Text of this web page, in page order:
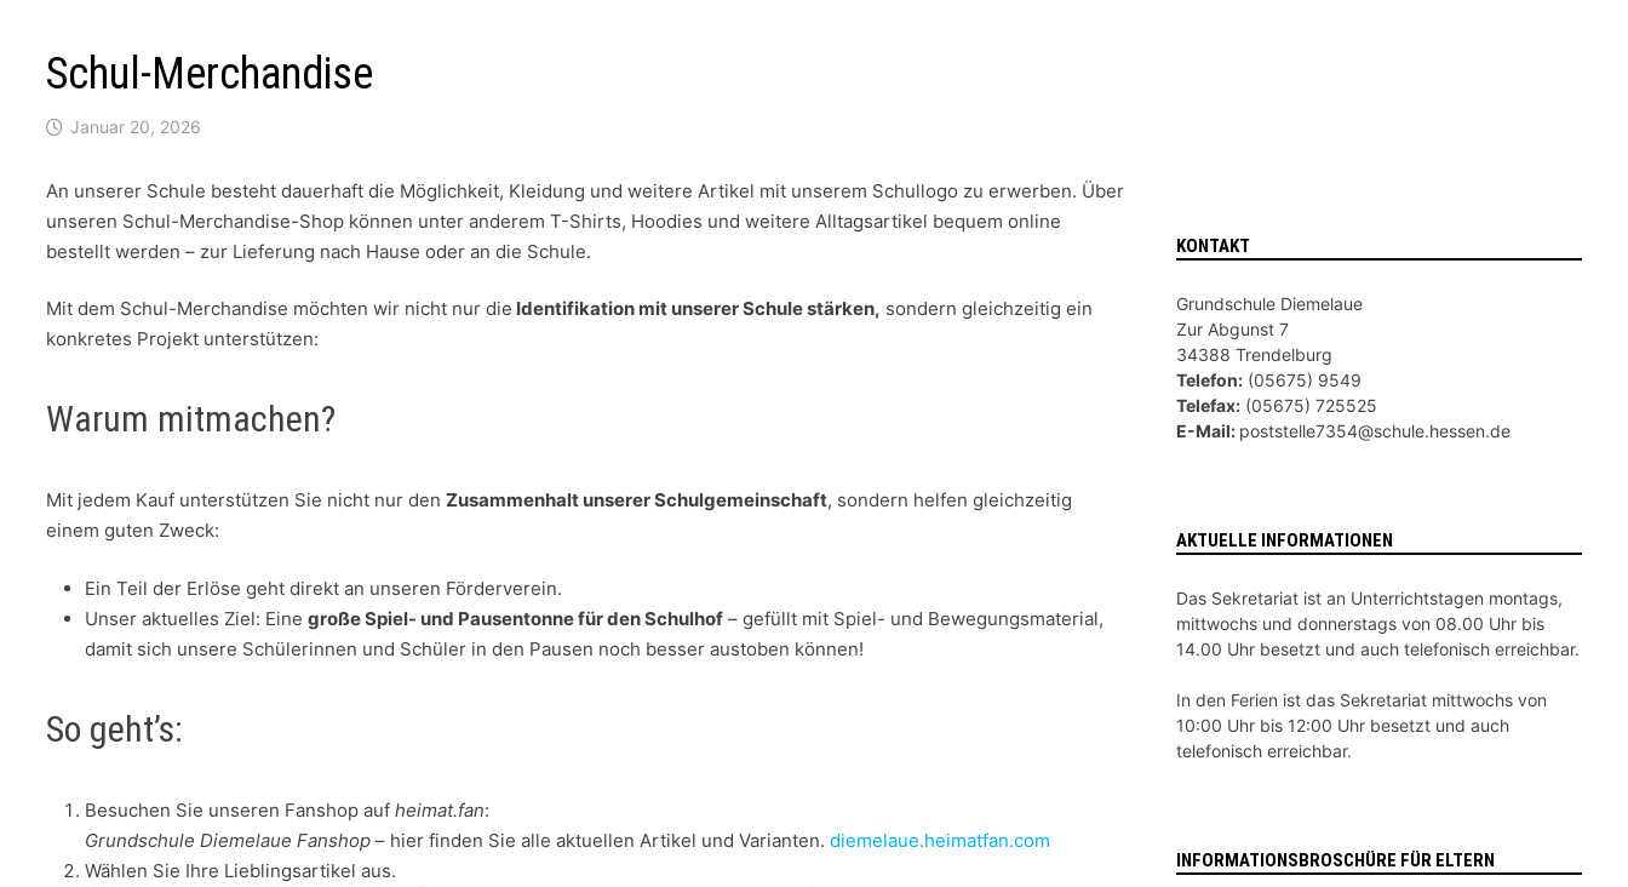
Schul-Merchandise
Januar 20, 2026
An unserer Schule besteht dauerhaft die Möglichkeit, Kleidung und weitere Artikel mit unserem Schullogo zu erwerben. Über
unseren Schul-Merchandise-Shop können unter anderem T-Shirts, Hoodies und weitere Alltagsartikel bequem online
bestellt werden – zur Lieferung nach Hause oder an die Schule.
Mit dem Schul-Merchandise möchten wir nicht nur die Identifikation mit unserer Schule stärken, sondern gleichzeitig ein
konkretes Projekt unterstützen:
Warum mitmachen?
Mit jedem Kauf unterstützen Sie nicht nur denZusammenhalt unserer Schulgemeinschaft, sondern helfen gleichzeitig
einem guten Zweck:
Ein Teil der Erlöse geht direkt an unseren Förderverein.
Unser aktuelles Ziel: Einegroße Spiel- und Pausentonne für den Schulhof – gefüllt mit Spiel- und Bewegungsmaterial,
damit sich unsere Schülerinnen und Schüler in den Pausen noch besser austoben können!
So geht’s:
Besuchen Sie unseren Fanshop aufheimat.fan:
Grundschule Diemelaue Fanshop – hier finden Sie alle aktuellen Artikel und Varianten.diemelaue.heimatfan.com
Wählen Sie Ihre Lieblingsartikel aus.
KONTAKT
Grundschule Diemelaue
Zur Abgunst 7
34388 Trendelburg
Telefon:(05675) 9549
Telefax:(05675) 725525
E-Mail: poststelle7354@schule.hessen.de
AKTUELLE INFORMATIONEN
Das Sekretariat ist an Unterrichtstagen montags,
mittwochs und donnerstags von 08.00 Uhr bis
14.00 Uhr besetzt und auch telefonisch erreichbar.
In den Ferien ist das Sekretariat mittwochs von
10:00 Uhr bis 12:00 Uhr besetzt und auch
telefonisch erreichbar.
INFORMATIONSBROSCHÜRE FÜR ELTERN